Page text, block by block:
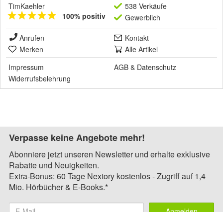
TimKaehler
100% positiv
538 Verkäufe
Gewerblich
Anrufen
Kontakt
Merken
Alle Artikel
Impressum
AGB & Datenschutz
Widerrufsbelehrung
Verpasse keine Angebote mehr!
Abonniere jetzt unseren Newsletter und erhalte exklusive
Rabatte und Neuigkeiten.
Extra-Bonus: 60 Tage Nextory kostenlos - Zugriff auf 1,4
Mio. Hörbücher & E-Books.*